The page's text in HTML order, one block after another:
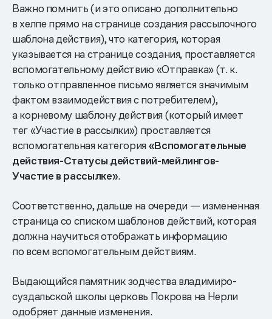
Важно помнить (и это описано дополнительно
в хелпе прямо на странице создания рассылочного
шаблона действия), что категория, которая
указывается на странице создания, проставляется
вспомогательному действию «Отправка» (т. к.
только отправленное письмо является значимым
фактом взаимодействия с потребителем),
а корневому шаблону действия (который имеет
тег «Участие в рассылки») проставляется
вспомогательная категория«Вспомогательные
действия-Статусы действий-мейлингов-
Участие в рассылке».
Соответственно, дальше на очереди — измененная
страница со списком шаблонов действий, которая
должна научиться отображать информацию
по всем вспомогательным действиям.
Выдающийся памятник зодчества владимиро-
суздальской школы церковь Покрова на Нерли
одобряет данные изменения.